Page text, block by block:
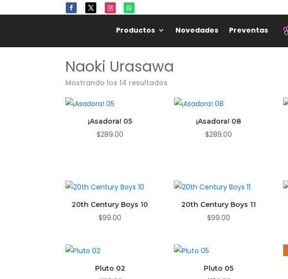
Productos Novedades Preventas
Naoki Urasawa
Mostrando los 14 resultados
¡Asadora! 05
$289.00
¡Asadora! 08
$289.00
20th Century Boys 10
$99.00
20th Century Boys 11
$99.00
Pluto 02 Pluto 05